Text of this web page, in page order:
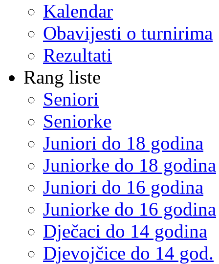
Kalendar
Obavijesti o turnirima
Rezultati
Rang liste
Seniori
Seniorke
Juniori do 18 godina
Juniorke do 18 godina
Juniori do 16 godina
Juniorke do 16 godina
Dječaci do 14 godina
Djevojčice do 14 god.